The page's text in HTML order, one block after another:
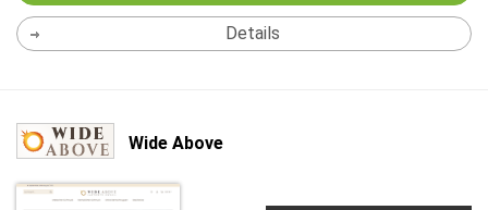
Details
Wide Above